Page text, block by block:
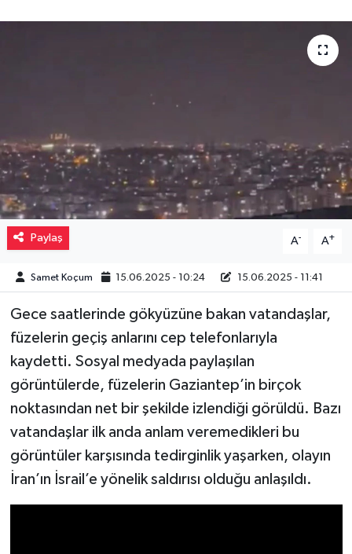
Paylaş A- A+
Samet Koçum 15.06.2025 - 10:24 15.06.2025 - 11:41
Gece saatlerinde gökyüzüne bakan vatandaşlar,
füzelerin geçiş anlarını cep telefonlarıyla
kaydetti. Sosyal medyada paylaşılan
görüntülerde, füzelerin Gaziantep’in birçok
noktasından net bir şekilde izlendiği görüldü. Bazı
vatandaşlar ilk anda anlam veremedikleri bu
görüntüler karşısında tedirginlik yaşarken, olayın
İran’ın İsrail’e yönelik saldırısı olduğu anlaşıldı.
Magazin
Resmi İlanlar
Sağlık
Sinemalar
Teknoloji
Türkiye
Yaşam
Yeme-İçme